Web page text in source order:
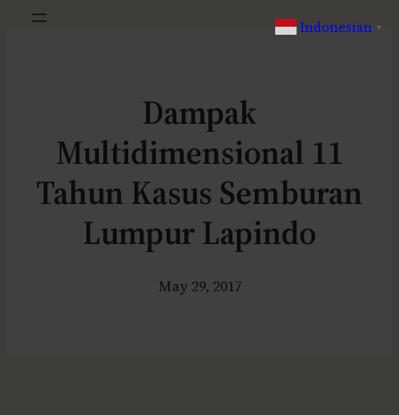
Dampak
Multidimensional 11
Tahun Kasus Semburan
Lumpur Lapindo
May 29, 2017
Indonesian ▼